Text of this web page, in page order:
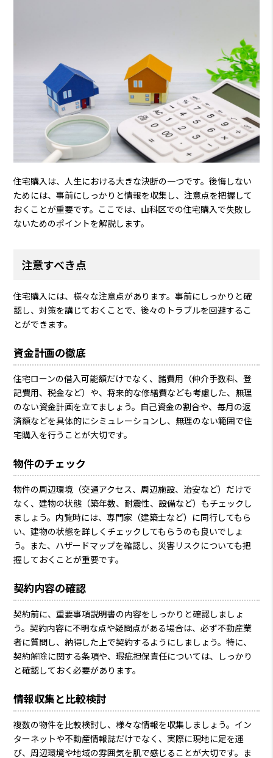
住宅購入は、人生における大きな決断の一つです。後悔しない
ためには、事前にしっかりと情報を収集し、注意点を把握して
おくことが重要です。ここでは、山科区での住宅購入で失敗し
ないためのポイントを解説します。
注意すべき点
住宅購入には、様々な注意点があります。事前にしっかりと確
認し、対策を講じておくことで、後々のトラブルを回避するこ
とができます。
資金計画の徹底
住宅ローンの借入可能額だけでなく、諸費用（仲介手数料、登
記費用、税金など）や、将来的な修繕費なども考慮した、無理
のない資金計画を立てましょう。自己資金の割合や、毎月の返
済額などを具体的にシミュレーションし、無理のない範囲で住
宅購入を行うことが大切です。
物件のチェック
物件の周辺環境（交通アクセス、周辺施設、治安など）だけで
なく、建物の状態（築年数、耐震性、設備など）もチェックし
ましょう。内覧時には、専門家（建築士など）に同行してもら
い、建物の状態を詳しくチェックしてもらうのも良いでしょ
う。また、ハザードマップを確認し、災害リスクについても把
握しておくことが重要です。
契約内容の確認
契約前に、重要事項説明書の内容をしっかりと確認しましょ
う。契約内容に不明な点や疑問点がある場合は、必ず不動産業
者に質問し、納得した上で契約するようにしましょう。特に、
契約解除に関する条項や、瑕疵担保責任については、しっかり
と確認しておく必要があります。
情報収集と比較検討
複数の物件を比較検討し、様々な情報を収集しましょう。イン
ターネットや不動産情報誌だけでなく、実際に現地に足を運
び、周辺環境や地域の雰囲気を肌で感じることが大切です。ま